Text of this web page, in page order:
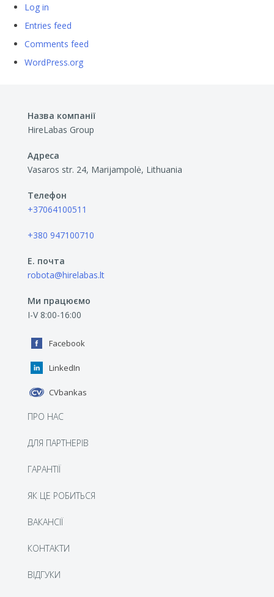
Log in
Entries feed
Comments feed
WordPress.org
Назва компанії
HireLabas Group
Адреса
Vasaros str. 24, Marijampolė, Lithuania
Телефон
+37064100511
+380 947100710
E. почта
robota@hirelabas.lt
Ми працюємо
I-V 8:00-16:00
Facebook
LinkedIn
CVbankas
ПРО НАС
ДЛЯ ПАРТНЕРІВ
ГАРАНТІЇ
ЯК ЦЕ РОБИТЬСЯ
BАКАНСІЇ
КОНТАКТИ
ВІДГУКИ